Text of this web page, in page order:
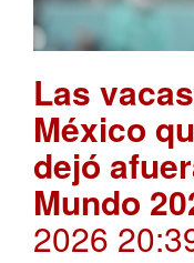
Las
México
dejó
Mundo
2026